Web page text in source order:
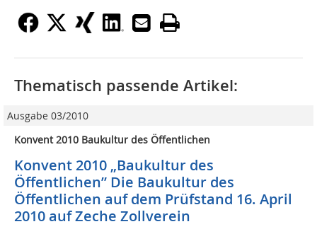
Thematisch passende Artikel:
Ausgabe 03/2010
Konvent 2010 Baukultur des Öffentlichen
Konvent 2010 „Baukultur des
Öffentlichen” Die Baukultur des
Öffentlichen auf dem Prüfstand 16. April
2010 auf Zeche Zollverein